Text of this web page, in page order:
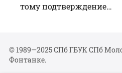
тому подтверждение…
© 1989—2025 СПб ГБУК СПб
Фонтанке.